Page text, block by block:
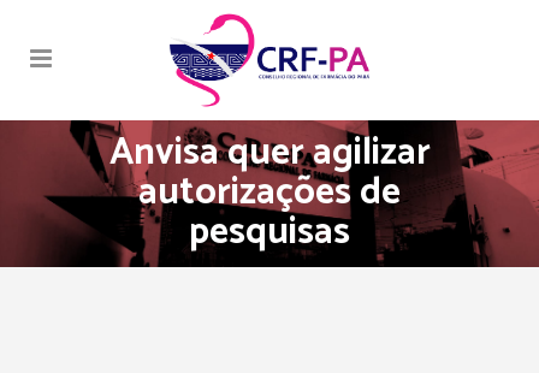
Anvisa quer agilizar
autorizações de
pesquisas